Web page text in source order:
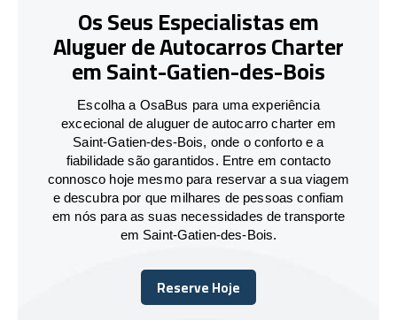
Os Seus Especialistas em
Aluguer de Autocarros Charter
em Saint-Gatien-des-Bois
Escolha a OsaBus para uma experiência
excecional de aluguer de autocarro charter em
Saint-Gatien-des-Bois, onde o conforto e a
fiabilidade são garantidos. Entre em contacto
connosco hoje mesmo para reservar a sua viagem
e descubra por que milhares de pessoas confiam
em nós para as suas necessidades de transporte
em Saint-Gatien-des-Bois.
Reserve Hoje
Reserve Hoje